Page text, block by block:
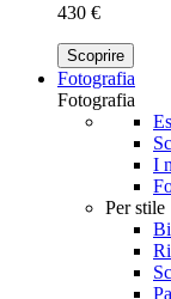
430 €
Scoprire
Fotografia
Fotografia
I
Per stile